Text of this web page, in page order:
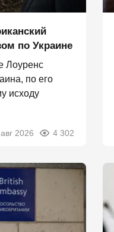
по Украине
Лоуренс
по его
исходу
2026 4 302